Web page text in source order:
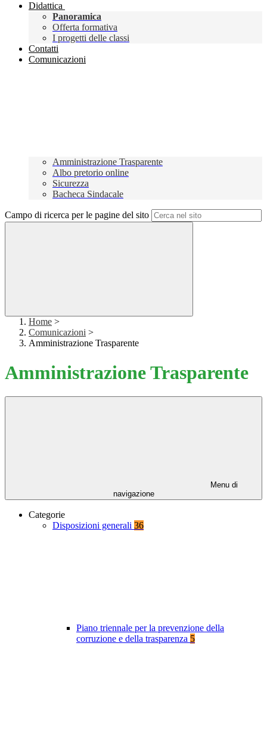
Didattica
Panoramica
Offerta formativa
I progetti delle classi
Contatti
Comunicazioni
Amministrazione Trasparente
Albo pretorio online
Sicurezza
Bacheca Sindacale
Campo di ricerca per le pagine del sito
Home >
Comunicazioni >
Amministrazione Trasparente
Amministrazione Trasparente
Menu di
navigazione
Categorie
Disposizioni generali 36
Piano triennale per la prevenzione della
corruzione e della trasparenza 5